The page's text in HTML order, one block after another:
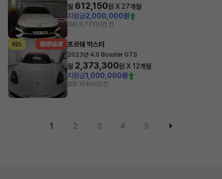
월 612,150원 X 27개월
지원금2,000,000원
조회 5,771 1시간 전
리스 포르쉐 박스터
2023년·4.0 Boxster GTS
월 2,373,300원 X 12개월
지원금1,000,000원
조회 1541시간 전
1 2 3 4 5